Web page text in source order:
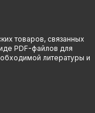
товаров, связанных
PDF-файлов для
литературы и